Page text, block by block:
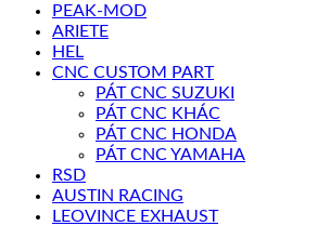
PEAK-MOD
ARIETE
HEL
CNC CUSTOM PART
PÁT CNC SUZUKI
PÁT CNC KHÁC
PÁT CNC HONDA
PÁT CNC YAMAHA
RSD
AUSTIN RACING
LEOVINCE EXHAUST